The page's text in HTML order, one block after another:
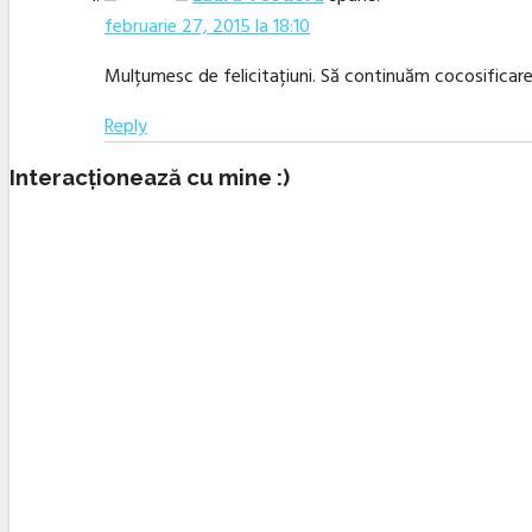
februarie 27, 2015 la 18:10
Mulțumesc de felicitațiuni. Să continuăm
Reply
Interacționează cu mine :)